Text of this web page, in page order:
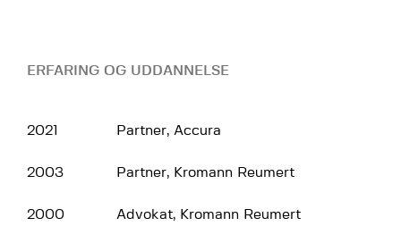
ERFARING OG UDDANNELSE
2021 Partner, Accura
2003 Partner, Kromann Reumert
2000 Advokat, Kromann Reumert